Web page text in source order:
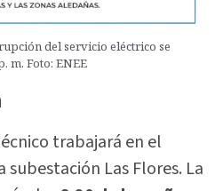
del servicio eléctrico se
m. Foto: ENEE
trabajará en el
subestación Las Flores. La